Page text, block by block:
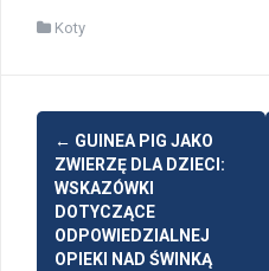
Koty
Post
navigation
← GUINEA PIG JAKO
ZWIERZĘ DLA DZIECI:
WSKAZÓWKI
DOTYCZĄCE
ODPOWIEDZIALNEJ
OPIEKI NAD ŚWINKĄ